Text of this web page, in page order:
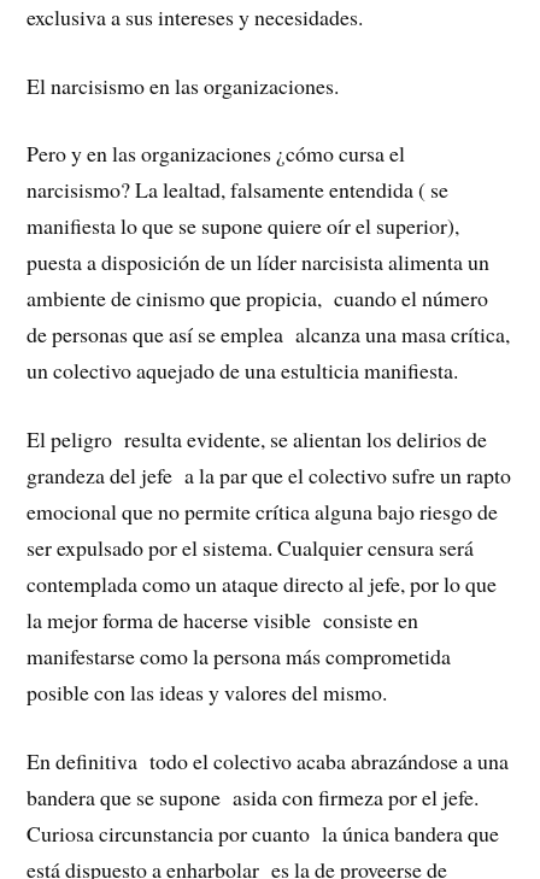
exclusiva a sus intereses y necesidades.
El narcisismo en las organizaciones.
Pero y en las organizaciones ¿cómo cursa el
narcisismo? La lealtad, falsamente entendida ( se
manifiesta lo que se supone quiere oír el superior),
puesta a disposición de un líder narcisista alimenta un
ambiente de cinismo que propicia, cuando el número
de personas que así se emplea alcanza una masa crítica,
un colectivo aquejado de una estulticia manifiesta.
El peligro resulta evidente, se alientan los delirios de
grandeza del jefe a la par que el colectivo sufre un rapto
emocional que no permite crítica alguna bajo riesgo de
ser expulsado por el sistema. Cualquier censura será
contemplada como un ataque directo al jefe, por lo que
la mejor forma de hacerse visible consiste en
manifestarse como la persona más comprometida
posible con las ideas y valores del mismo.
En definitiva todo el colectivo acaba abrazándose a una
bandera que se supone asida con firmeza por el jefe.
Curiosa circunstancia por cuanto la única bandera que
está dispuesto a enharbolar es la de proveerse de